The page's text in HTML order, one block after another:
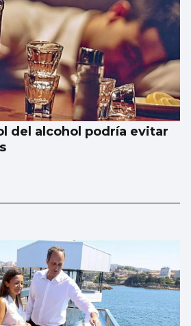
del alcohol podría evitar